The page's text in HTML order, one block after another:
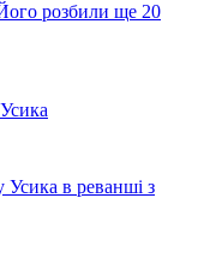
розбили ще 20
Усика в реванші з